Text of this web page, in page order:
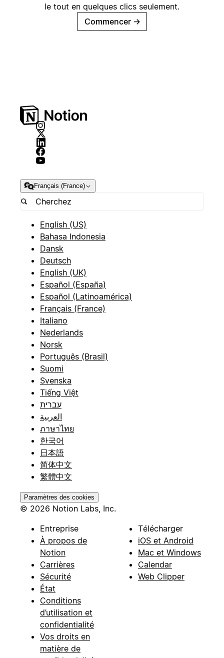
le tout en quelques clics seulement.
Commencer →
Français (France)
English (US)
Bahasa Indonesia
Dansk
Deutsch
English (UK)
Español (España)
Español (Latinoamérica)
Français (France)
Italiano
Nederlands
Norsk
Português (Brasil)
Suomi
Svenska
Tiếng Việt
עברית
العربية
ภาษาไทย
한국어
日本語
简体中文
繁體中文
Paramètres des cookies
© 2026 Notion Labs, Inc.
Entreprise
À propos de
Notion
Carrières
Sécurité
État
Conditions
d’utilisation et
confidentialité
Vos droits en
matière de
Télécharger
iOS et Android
Mac et Windows
Calendar
Web Clipper